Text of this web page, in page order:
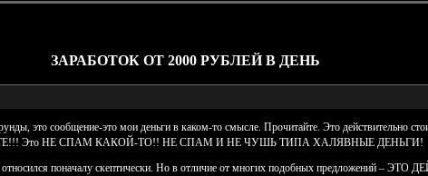
ЗАРАБОТОК ОТ 2000 РУБЛЕЙ В ДЕНЬ
это сообщение-это мои деньги в каком-то смысле. Прочитайте. Это действительно
Это НЕ СПАМ КАКОЙ-ТО!! НЕ СПАМ И НЕ ЧУШЬ ТИПА ХАЛЯВНЫЕ ДЕНЬГИ!
поначалу скептически. Но в отличие от многих подобных предложений –